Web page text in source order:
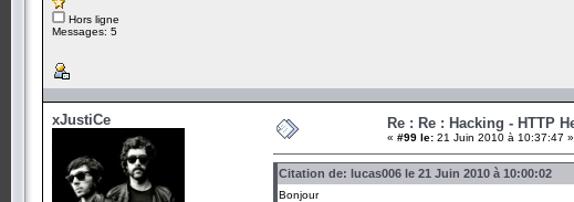
Hors ligne
Messages: 5
xJustiCe Re : Re : Hacking - HTTP
« #99 le: 21 Juin 2010 à 10:37:47 »
Citation de: lucas006 le 21 Juin 2010 à 10:00:02
Bonjour